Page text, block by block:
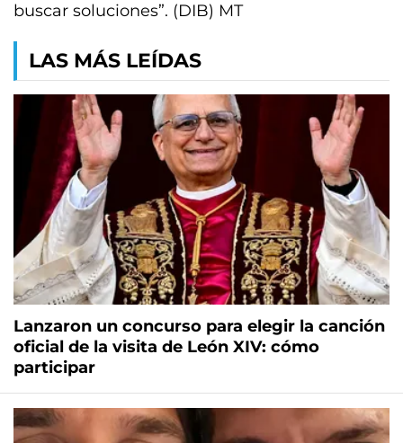
buscar soluciones”. (DIB) MT
LAS MÁS LEÍDAS
Lanzaron un concurso para elegir la canción
oficial de la visita de León XIV: cómo
participar